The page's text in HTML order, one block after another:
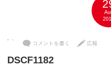
コメントを書く 広報
DSCF1182